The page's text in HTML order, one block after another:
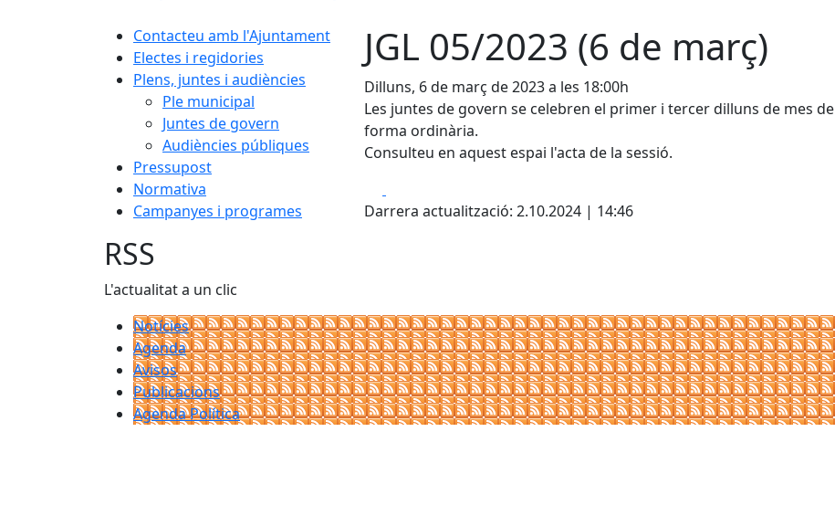
Contacteu amb l'Ajuntament
Electes i regidories
Plens, juntes i audiències
Ple municipal
Juntes de govern
Audiències públiques
Pressupost
Normativa
Campanyes i programes
JGL 05/2023 (6 de març)
Dilluns, 6 de març de 2023 a les 18:00h
Les juntes de govern se celebren el primer i tercer dilluns de mes de
forma ordinària.
Consulteu en aquest espai l'acta de la sessió.
Darrera actualització: 2.10.2024 | 14:46
RSS
L'actualitat a un clic
Notícies
Agenda
Avisos
Publicacions
Agenda Política